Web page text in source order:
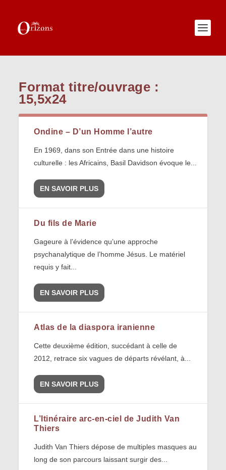
Format titre/ouvrage :
15,5x24
Ondine – D’un Homme l’autre
En 1969, dans son Entrée dans une histoire
culturelle : les Africains, Basil Davidson évoque le...
EN SAVOIR PLUS
Du fils de Marie
Gageure à l’évidence qu’une approche
psychanalytique de l’homme Jésus. Le matériel
requis y fait...
EN SAVOIR PLUS
Atlas de la diaspora iranienne
Cette deuxième édition, succédant à celle de
2012, retrace six vagues de départs révélant, à...
EN SAVOIR PLUS
L’Itinéraire arc-en-ciel de Judith Van
Thiers
Judith Van Thiers dépose de multiples masques au
long de son parcours laissant surgir des...